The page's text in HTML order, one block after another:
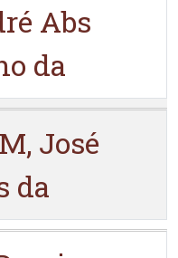
Abs
da
José
da